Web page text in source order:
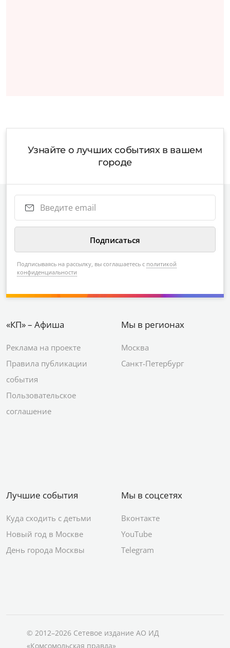
Узнайте о лучших событиях в вашем
городе
Подписываясь на рассылку, вы соглашаетесь с политикой
конфиденциальности
«КП» – Афиша
Реклама на проекте
Правила публикации
события
Пользовательское
соглашение
Мы в регионах
Москва
Санкт-Петербург
Лучшие события
Куда сходить с детьми
Новый год в Москве
День города Москвы
Мы в соцсетях
Вконтакте
YouTube
Telegram
© 2012–2026 Сетевое издание АО ИД
«Комсомольская правда»